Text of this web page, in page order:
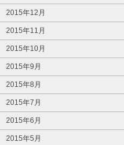
2015年12月
2015年11月
2015年10月
2015年9月
2015年8月
2015年7月
2015年6月
2015年5月